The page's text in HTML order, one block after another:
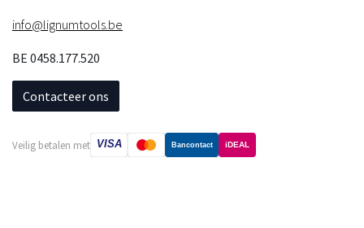
info@lignumtools.be
BE 0458.177.520
Contacteer ons
Veilig betalen met VISA Bancontact iDEAL